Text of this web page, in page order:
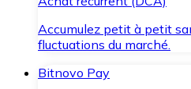
Accumulez petit à petit
fluctuations du marché.
Bitnovo Pay